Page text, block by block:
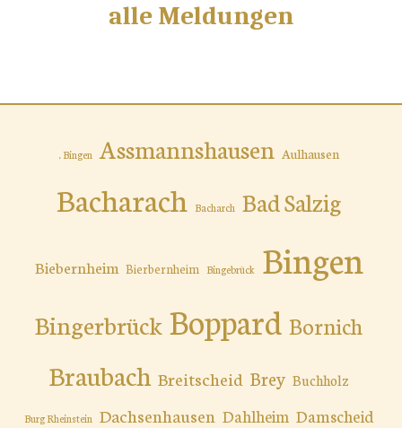
alle Meldungen
. Bingen Assmannshausen Aulhausen
Bacharach Bacharch Bad Salzig
Biebernheim Bierbernheim Bingebrück Bingen
Bingerbrück Boppard Bornich
Braubach Breitscheid Brey Buchholz
Burg Rheinstein Dachsenhausen Dahlheim Damscheid